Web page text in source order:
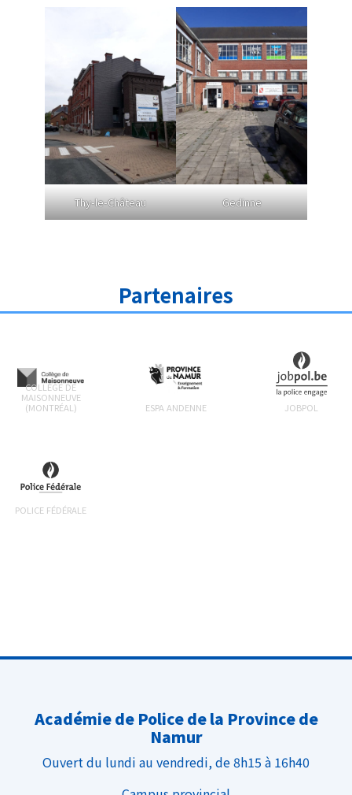
Thy-le-Château Gedinne
Partenaires
COLLÈGE DE
MAISONNEUVE
(MONTRÉAL)
ESPA ANDENNE JOBPOL
POLICE FÉDÉRALE
Académie de Police de la Province de
Namur
Ouvert du lundi au vendredi, de 8h15 à 16h40